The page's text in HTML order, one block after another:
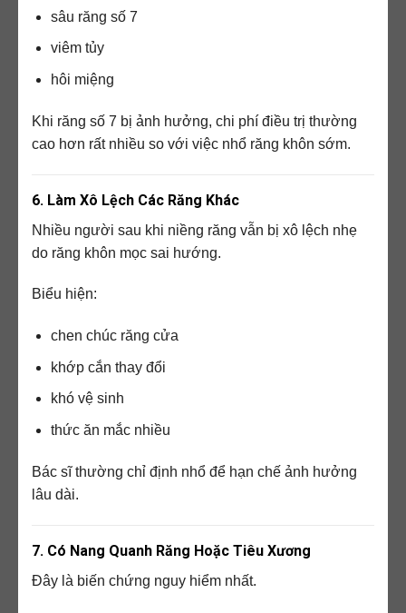
sâu răng số 7
viêm tủy
hôi miệng
Khi răng số 7 bị ảnh hưởng, chi phí điều trị thường
cao hơn rất nhiều so với việc nhổ răng khôn sớm.
6. Làm Xô Lệch Các Răng Khác
Nhiều người sau khi niềng răng vẫn bị xô lệch nhẹ
do răng khôn mọc sai hướng.
Biểu hiện:
chen chúc răng cửa
khớp cắn thay đổi
khó vệ sinh
thức ăn mắc nhiều
Bác sĩ thường chỉ định nhổ để hạn chế ảnh hưởng
lâu dài.
7. Có Nang Quanh Răng Hoặc Tiêu Xương
Đây là biến chứng nguy hiểm nhất.